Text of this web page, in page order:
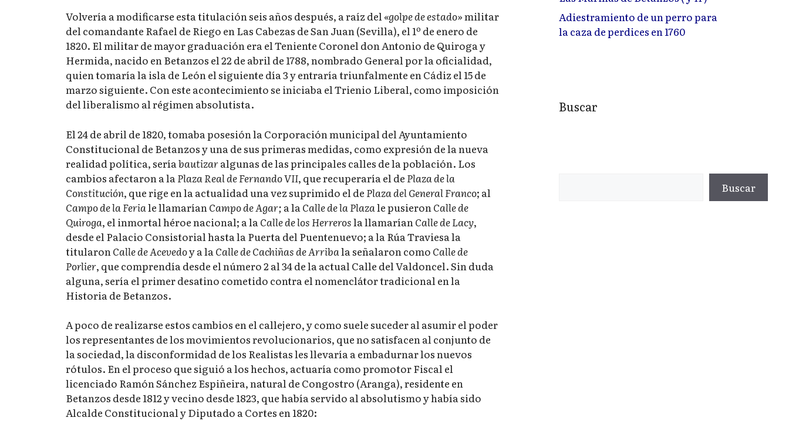
Volvería a modificarse esta titulación seis años después, a raíz del«golpe de estado»militar
del comandante Rafael de Riego en Las Cabezas de San Juan (Sevilla), el 1º de enero de
1820. El militar de mayor graduación era el Teniente Coronel don Antonio de Quiroga y
Hermida, nacido en Betanzos el 22 de abril de 1788, nombrado General por la oficialidad,
quien tomaría la isla de León el siguiente día 3 y entraría triunfalmente en Cádiz el 15 de
marzo siguiente. Con este acontecimiento se iniciaba el Trienio Liberal, como imposición
del liberalismo al régimen absolutista.
El 24 de abril de 1820, tomaba posesión la Corporación municipal del Ayuntamiento
Constitucional de Betanzos y una de sus primeras medidas, como expresión de la nueva
realidad política, sería bautizaralgunas de las principales calles de la población. Los
cambios afectaron a la Plaza Real de Fernando VII, que recuperaría el de Plaza de la
Constitución, que rige en la actualidad una vez suprimido el de Plaza del General Franco; al
Campo de la Feriale llamarían Campo de Agar; a la Calle de la Plazale pusieron Calle de
Quiroga, el inmortal héroe nacional; a la Calle de los Herrerosla llamarían Calle de Lacy,
desde el Palacio Consistorial hasta la Puerta del Puentenuevo; a la Rúa Traviesa la
titularon Calle de Acevedoy a la Calle de Cachiñas de Arribala señalaron como Calle de
Porlier, que comprendía desde el número 2 al 34 de la actual Calle del Valdoncel. Sin duda
alguna, sería el primer desatino cometido contra el nomenclátor tradicional en la
Historia de Betanzos.
A poco de realizarse estos cambios en el callejero, y como suele suceder al asumir el poder
los representantes de los movimientos revolucionarios, que no satisfacen al conjunto de
la sociedad, la disconformidad de los Realistas les llevaría a embadurnar los nuevos
rótulos. En el proceso que siguió a los hechos, actuaría como promotor Fiscal el
licenciado Ramón Sánchez Espiñeira, natural de Congostro (Aranga), residente en
Betanzos desde 1812 y vecino desde 1823, que había servido al absolutismo y había sido
Alcalde Constitucional y Diputado a Cortes en 1820:
Adiestramiento de un perro para
la caza de perdices en 1760
Buscar
Buscar